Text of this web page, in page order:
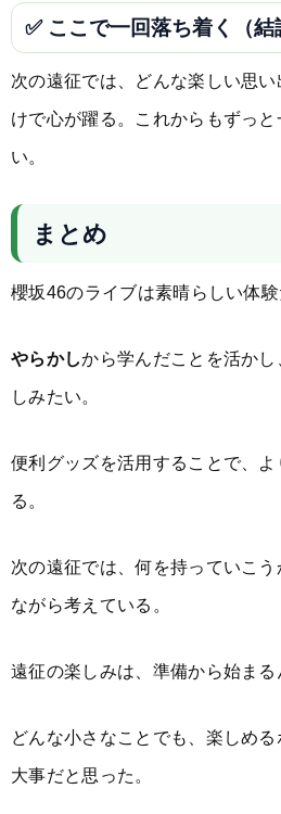
✅ ここで一回落ち着く（結
次の遠征では、どんな楽しい思
けで心が躍る。これからもずっ
い。
まとめ
櫻坂46のライブは素晴らしい体験
やらかしから学んだことを活か
しみたい。
便利グッズを活用することで、
る。
次の遠征では、何を持っていこ
ながら考えている。
遠征の楽しみは、準備から始まる
どんな小さなことでも、楽しめ
大事だと思った。